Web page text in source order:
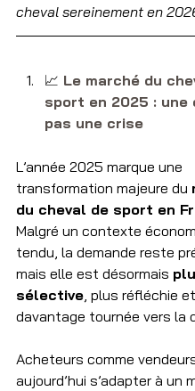
cheval sereinement en
📈​ Le marché du
sport en 2025 : une
pas une crise
L’année 2025 marque une
transformation majeure du
du cheval de sport en
Malgré un contexte
tendu, la demande reste
mais elle est désormais
sélective , plus réfléchie et
davantage tournée vers la
Acheteurs comme
aujourd’hui s’adapter à un